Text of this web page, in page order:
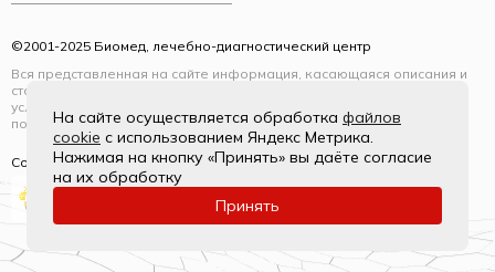
©2001-2025 Биомед, лечебно-диагностический центр
Вся представленная на сайте информация, касающаяся описания и
стоимости услуг, носит информационный характер и ни при каких
условиях не является публичной офертой, определяемой
положениями Статьи 437(2) Гражданского кодекса РФ.
Создание и продвижение
На сайте осуществляется обработка файлов
cookie с использованием Яндекс Метрика.
Нажимая на кнопку «Принять» вы даёте согласие
на их обработку
Принять